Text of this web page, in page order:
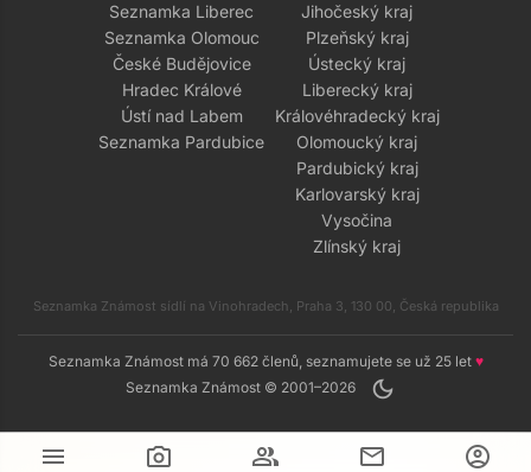
menu camera_alt group mail account_circle
Seznamka Liberec
Seznamka Olomouc
České Budějovice
Hradec Králové
Ústí nad Labem
Seznamka Pardubice
Jihočeský kraj
Plzeňský kraj
Ústecký kraj
Liberecký kraj
Královéhradecký kraj
Olomoucký kraj
Pardubický kraj
Karlovarský kraj
Vysočina
Zlínský kraj
Seznamka Známost sídlí na Vinohradech, Praha 3, 130 00, Česká republika
Seznamka Známost má 70 662 členů, seznamujete se už 25 let ♥
Seznamka Známost © 2001–2026
dark_mode